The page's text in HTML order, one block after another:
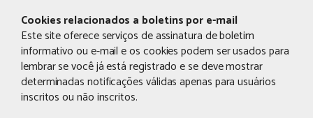
Cookies relacionados a boletins por e-mail
Este site oferece serviços de assinatura de boletim
informativo ou e-mail e os cookies podem ser usados ​​para
lembrar se você já está registrado e se deve mostrar
determinadas notificações válidas apenas para usuários
inscritos ou não inscritos.